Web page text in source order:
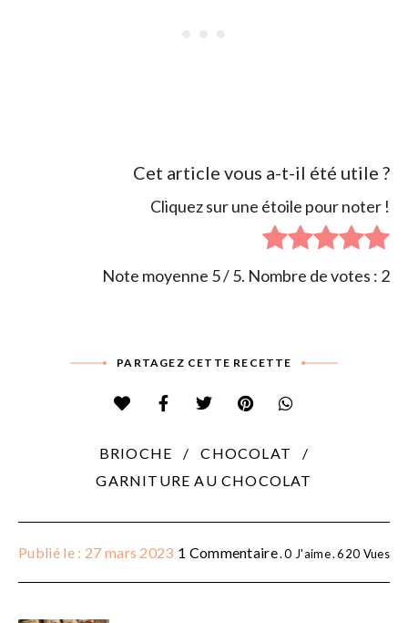
Cet article vous a-t-il été utile ?
Cliquez sur une étoile pour noter !
Note moyenne 5/ 5. Nombre de votes : 2
PARTAGEZ CETTE RECETTE
BRIOCHE
CHOCOLAT
GARNITURE AU CHOCOLAT
Publié le : 27 mars 2023 1 Commentaire 0 J'aime 620 Vues